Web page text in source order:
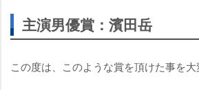
主演男優賞：濱田岳
この度は、このような賞を頂けた事を大